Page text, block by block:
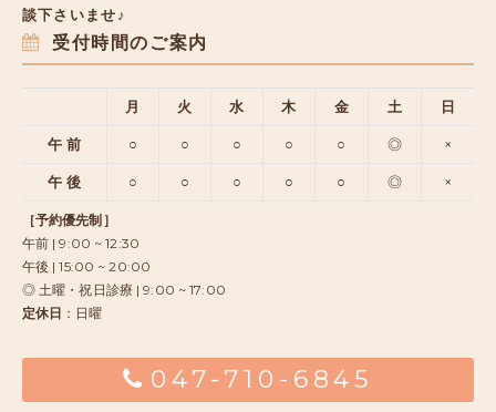
談下さいませ♪
受付時間のご案内
月 火 水 木 金 土 日
午 前 ○ ○ ○ ○ ○ ◎ ×
午 後 ○ ○ ○ ○ ○ ◎ ×
［予約優先制］
午前 | 9:00 ~ 12:30
午後 | 15:00 ~ 20:00
◎ 土曜・祝日診療 | 9:00 ~ 17:00
定休日 ：日曜
047-710-6845